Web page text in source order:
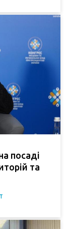
посаді
та